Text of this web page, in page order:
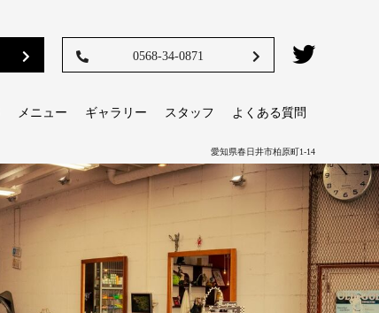
0568-34-0871
メニュー ギャラリー スタッフ よくある質問
愛知県春日井市柏原町1-14